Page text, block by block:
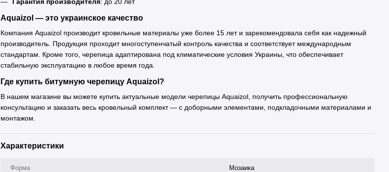
Aquaizol — это украинское качество
Компания Aquaizol производит кровельные материалы уже более 15 лет и зарекомендовала себя как надежный
производитель. Продукция проходит многоступенчатый контроль качества и соответствует международным
стандартам. Кроме того, черепица адаптирована под климатические условия Украины, что обеспечивает
стабильную эксплуатацию в любое время года.
Где купить битумную черепицу Aquaizol?
В нашем магазине вы можете купить актуальные модели черепицы Aquaizol, получить профессиональную
консультацию и заказать весь кровельный комплект — с доборными элементами, подкладочными материалами и
монтажом.
Характеристики
Форма Мозаика